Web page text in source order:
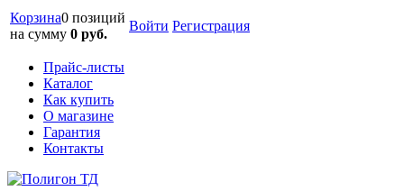
Корзина0 позиций
на сумму 0 руб.
Войти Регистрация
Прайс-листы
Каталог
Как купить
О магазине
Гарантия
Контакты